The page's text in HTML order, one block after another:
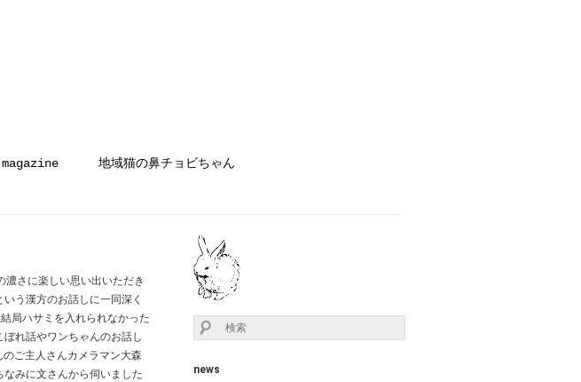
地域猫の鼻チョビちゃん
濃さに楽しい思い出いただき
う漢方のお話しに一同深く
局ハサミを入れられなかった
れ話やワンちゃんのお話し
ご主人さんカメラマン大森
みに文さんから伺いました
news